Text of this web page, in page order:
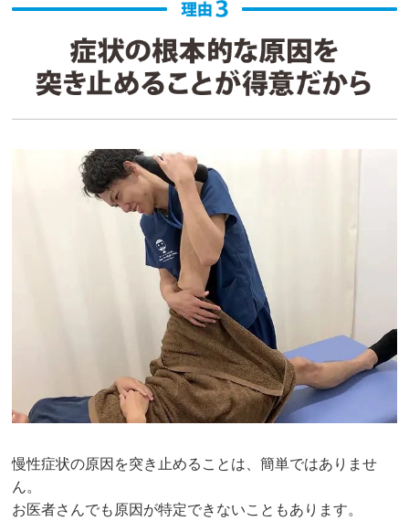
慢性症状の原因を突き止めることは、簡単ではありませ
ん。
お医者さんでも原因が特定できないこともあります。